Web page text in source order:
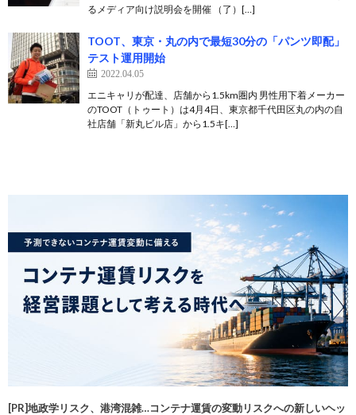
るメディア向け説明会を開催 （了）[…]
TOOT、東京・丸の内で最短30分の「パンツ即配」
テスト運用開始
2022.04.05
エニキャリが配達、店舗から1.5km圏内 男性用下着メーカー
のTOOT（トゥート）は4月4日、東京都千代田区丸の内の自
社店舗「新丸ビル店」から1.5キ[…]
[PR]地政学リスク、港湾混雑…コンテナ運賃の変動リスクへの新しいヘッ